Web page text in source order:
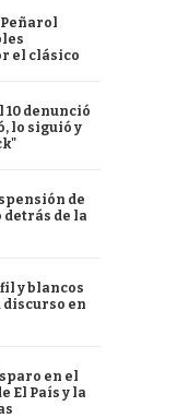
el clásico
10 denunció
lo siguió y
de
de la
y blancos
discurso en
en el
El País y la